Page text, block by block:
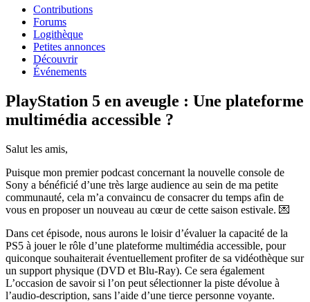
Contributions
Forums
Logithèque
Petites annonces
Découvrir
Événements
PlayStation 5 en aveugle : Une plateforme
multimédia accessible ?
Salut les amis,
Puisque mon premier podcast concernant la nouvelle console de
Sony a bénéficié d’une très large audience au sein de ma petite
communauté, cela m’a convaincu de consacrer du temps afin de
vous en proposer un nouveau au cœur de cette saison estivale. 💌
Dans cet épisode, nous aurons le loisir d’évaluer la capacité de la
PS5 à jouer le rôle d’une plateforme multimédia accessible, pour
quiconque souhaiterait éventuellement profiter de sa vidéothèque sur
un support physique (DVD et Blu-Ray). Ce sera également
L’occasion de savoir si l’on peut sélectionner la piste dévolue à
l’audio-description, sans l’aide d’une tierce personne voyante.